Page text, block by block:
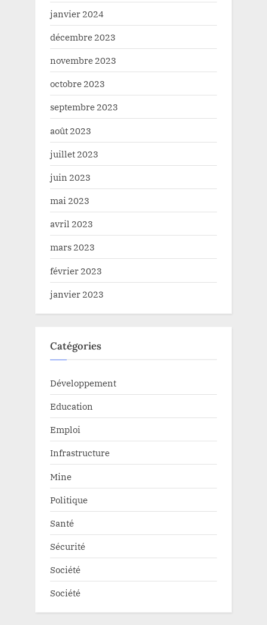
janvier 2024
décembre 2023
novembre 2023
octobre 2023
septembre 2023
août 2023
juillet 2023
juin 2023
mai 2023
avril 2023
mars 2023
février 2023
janvier 2023
Catégories
Développement
Education
Emploi
Infrastructure
Mine
Politique
Santé
Sécurité
Société
Société